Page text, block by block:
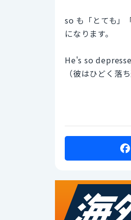
so も「とても」
になります。
He's so
（彼はひどく落